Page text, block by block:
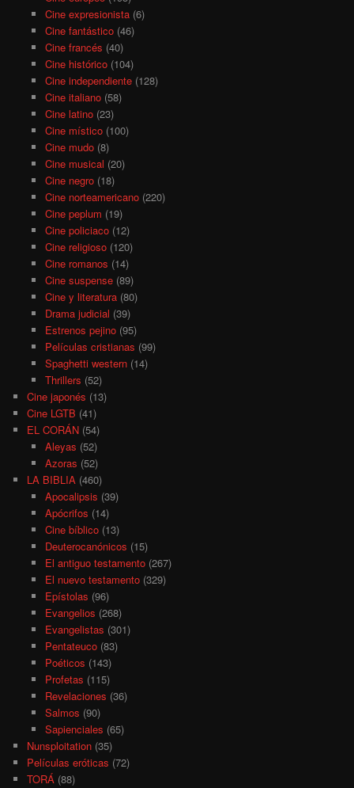
Cine expresionista(6)
Cine fantástico(46)
Cine francés (40)
Cine histórico(104)
Cine independiente(128)
Cine italiano(58)
Cine latino(23)
Cine místico(100)
Cine mudo(8)
Cine musical (20)
Cine negro(18)
Cine norteamericano(220)
Cine peplum (19)
Cine policiaco(12)
Cine religioso(120)
Cine romanos (14)
Cine suspense(89)
Cine y literatura(80)
Drama judicial (39)
Estrenos pejino(95)
Películas cristianas (99)
Spaghetti western(14)
Thrillers (52)
Cine japonés (13)
Cine LGTB (41)
EL CORÁN (54)
Aleyas (52)
Azoras (52)
LA BIBLIA (460)
Apocalipsis (39)
Apócrifos (14)
Cine bíblico(13)
Deuterocanónicos (15)
El antiguo testamento(267)
El nuevo testamento(329)
Epístolas (96)
Evangelios (268)
Evangelistas (301)
Pentateuco(83)
Poéticos (143)
Profetas (115)
Revelaciones (36)
Salmos (90)
Sapienciales (65)
Nunsploitation (35)
Películas eróticas (72)
TORÁ (88)